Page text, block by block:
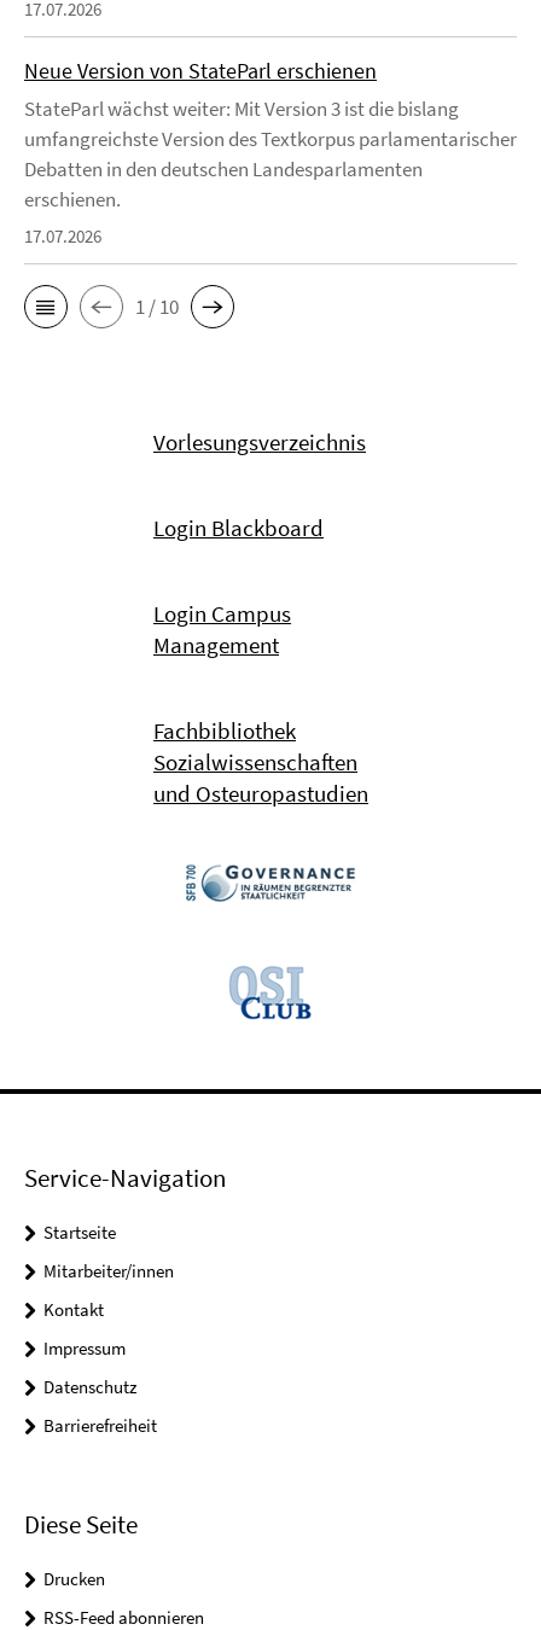
17.07.2026
Neue Version von StateParl erschienen
StateParl wächst weiter: Mit Version 3 ist die bislang
umfangreichste Version des Textkorpus parlamentarischer
Debatten in den deutschen Landesparlamenten
erschienen.
17.07.2026
1 / 10
Vorlesungsverzeichnis
Login Blackboard
Login Campus
Management
Fachbibliothek
Sozialwissenschaften
und Osteuropastudien
Service-Navigation
Startseite
Mitarbeiter/innen
Kontakt
Impressum
Datenschutz
Barrierefreiheit
Diese Seite
Drucken
RSS-Feed abonnieren